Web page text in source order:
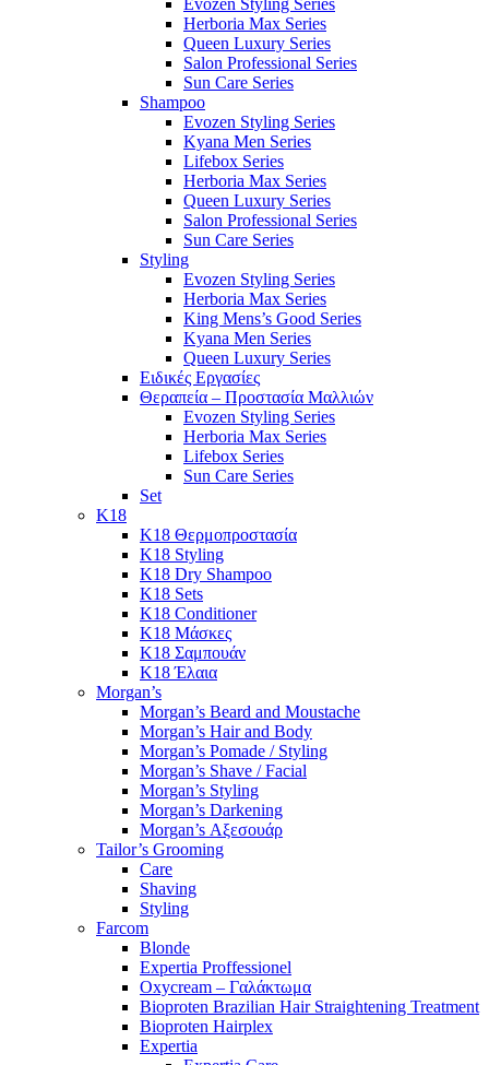
Herboria Max Series
Queen Luxury Series
Salon Professional Series
Sun Care Series
Shampoo
Evozen Styling Series
Kyana Men Series
Lifebox Series
Herboria Max Series
Queen Luxury Series
Salon Professional Series
Sun Care Series
Styling
Evozen Styling Series
Herboria Max Series
King Mens’s Good Series
Kyana Men Series
Queen Luxury Series
Ειδικές Εργασίες
Θεραπεία – Προστασία Μαλλιών
Evozen Styling Series
Herboria Max Series
Lifebox Series
Sun Care Series
Set
K18
K18 Θερμοπροστασία
K18 Styling
K18 Dry Shampoo
K18 Sets
K18 Conditioner
K18 Μάσκες
K18 Σαμπουάν
K18 Έλαια
Morgan’s
Morgan’s Beard and Moustache
Morgan’s Hair and Body
Morgan’s Pomade / Styling
Morgan’s Shave / Facial
Morgan’s Styling
Morgan’s Darkening
Morgan’s Αξεσουάρ
Tailor’s Grooming
Care
Shaving
Styling
Farcom
Blonde
Expertia Proffessionel
Oxycream – Γαλάκτωμα
Bioproten Brazilian Hair Straightening Treatment
Bioproten Hairplex
Expertia